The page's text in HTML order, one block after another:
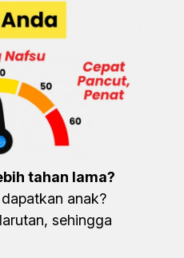
tahan lama?
anak?
sehingga